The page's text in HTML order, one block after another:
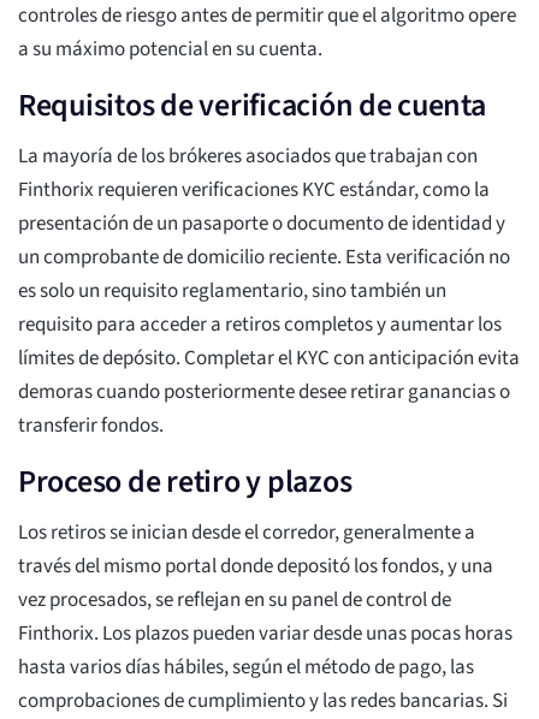
controles de riesgo antes de permitir que el algoritmo opere
a su máximo potencial en su cuenta.
Requisitos de verificación de cuenta
La mayoría de los brókeres asociados que trabajan con
Finthorix requieren verificaciones KYC estándar, como la
presentación de un pasaporte o documento de identidad y
un comprobante de domicilio reciente. Esta verificación no
es solo un requisito reglamentario, sino también un
requisito para acceder a retiros completos y aumentar los
límites de depósito. Completar el KYC con anticipación evita
demoras cuando posteriormente desee retirar ganancias o
transferir fondos.
Proceso de retiro y plazos
Los retiros se inician desde el corredor, generalmente a
través del mismo portal donde depositó los fondos, y una
vez procesados, se reflejan en su panel de control de
Finthorix. Los plazos pueden variar desde unas pocas horas
hasta varios días hábiles, según el método de pago, las
comprobaciones de cumplimiento y las redes bancarias. Si